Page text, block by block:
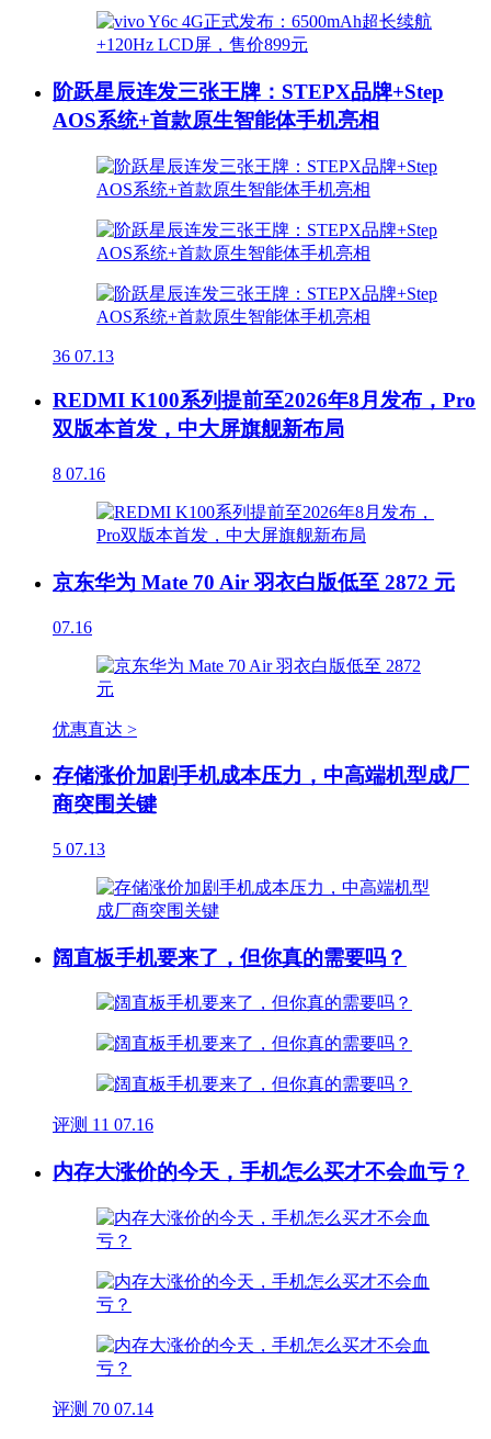
阶跃星辰连发三张王牌：STEPX品牌+Step
AOS系统+首款原生智能体手机亮相
36 07.13
REDMI K100系列提前至2026年8月发布，Pro
双版本首发，中大屏旗舰新布局
8 07.16
京东华为 Mate 70 Air 羽衣白版低至 2872 元
07.16
优惠直达 >
存储涨价加剧手机成本压力，中高端机型成厂
商突围关键
5 07.13
阔直板手机要来了，但你真的需要吗？
评测 11 07.16
内存大涨价的今天，手机怎么买才不会血亏？
评测 70 07.14